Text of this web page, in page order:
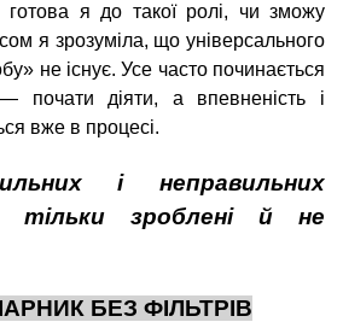
готова я до такої ролі, чи зможу
я зрозуміла, що універсального
не існує. Усе часто починається
почати діяти, а впевненість і
вже в процесі.
і неправильних
зроблені й не
БЕЗ ФІЛЬТРІВ